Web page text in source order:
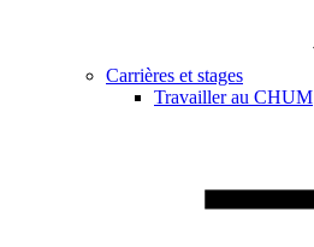
Carrières et stages
Travailler au CHUM